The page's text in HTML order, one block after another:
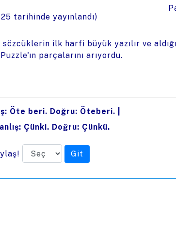
tarihinde yayınlandı)
ilk harfi büyük yazılır ve aldığı
parçalarını arıyordu.
Öte beri. Doğru: Öteberi.
Çünki. Doğru: Çünkü.